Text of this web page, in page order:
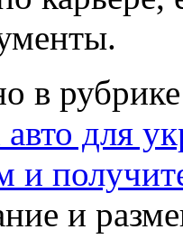
в
для
и
и